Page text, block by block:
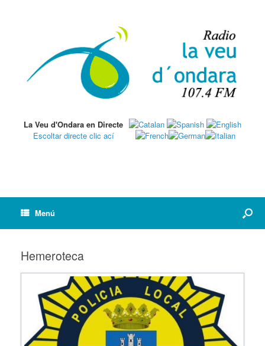
La Veu d'Ondara en Directe
Escoltar directe clic ací
Menú
Hemeroteca